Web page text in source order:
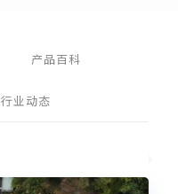
产品百科
行业动态